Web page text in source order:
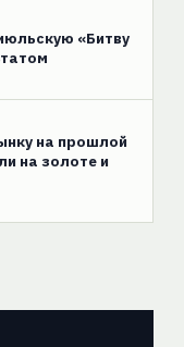
«Битву
на прошлой
на золоте и